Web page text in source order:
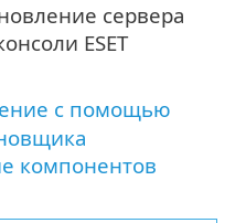
сервера
ESET
с помощью
компонентов